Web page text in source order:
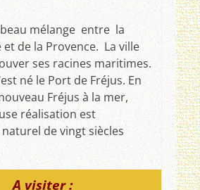
mélange entre la
de la Provence. La ville
ses racines maritimes.
né le Port de Fréjus. En
Fréjus à la mer,
réalisation est
naturel de vingt siècles
A visiter :